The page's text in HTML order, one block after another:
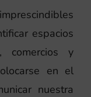
espacios
comercios y
en el
nuestra